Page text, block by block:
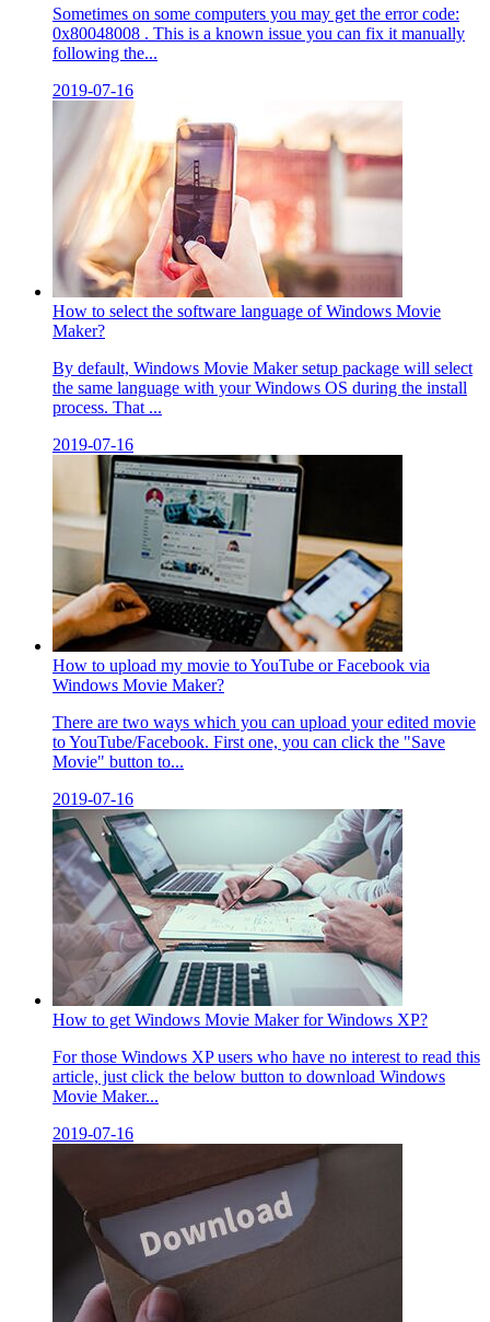
Sometimes on some computers you may get the error code:
0x80048008 . This is a known issue you can fix it manually
following the...
2019-07-16
How to select the software language of Windows Movie
Maker?
By default, Windows Movie Maker setup package will select
the same language with your Windows OS during the install
process. That ...
2019-07-16
How to upload my movie to YouTube or Facebook via
Windows Movie Maker?
There are two ways which you can upload your edited movie
to YouTube/Facebook. First one, you can click the "Save
Movie" button to...
2019-07-16
How to get Windows Movie Maker for Windows XP?
For those Windows XP users who have no interest to read this
article, just click the below button to download Windows
Movie Maker...
2019-07-16